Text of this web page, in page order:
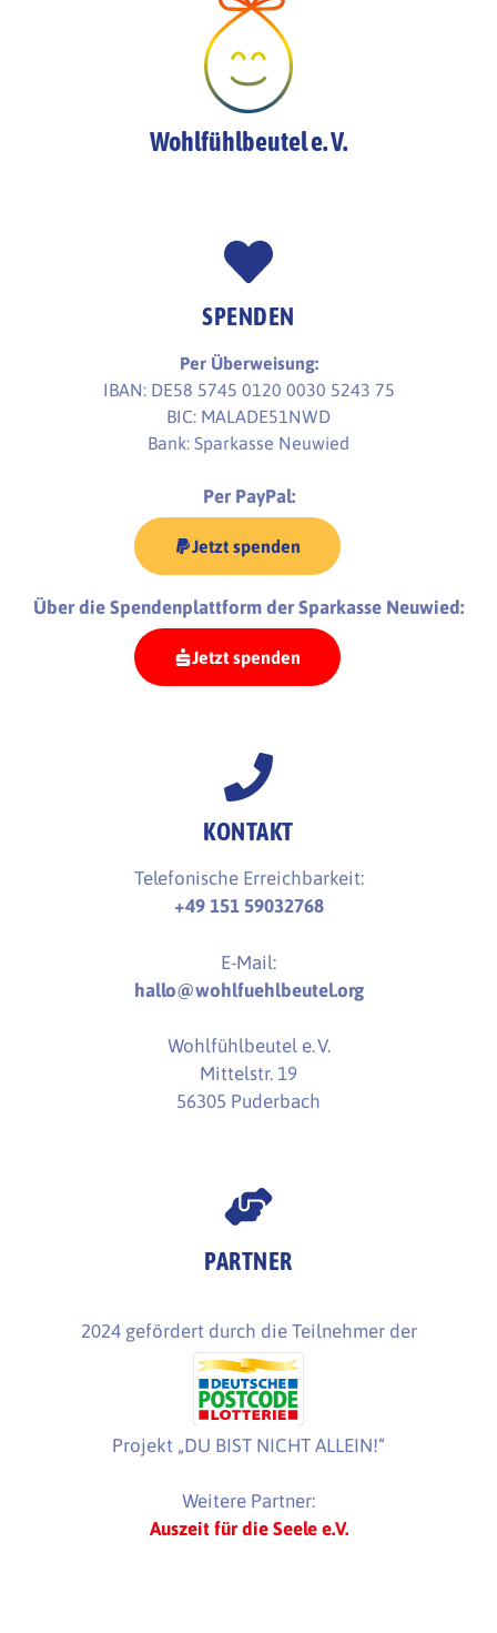
Wohlfühlbeutel e. V.
SPENDEN
Per Überweisung:
IBAN: DE58 5745 0120 0030 5243 75
BIC: MALADE51NWD
Bank: Sparkasse Neuwied
Per PayPal:
Jetzt spenden
Über die Spendenplattform der Sparkasse Neuwied:
Jetzt spenden
KONTAKT
Telefonische Erreichbarkeit:
+49 151 59032768
E-Mail:
hallo@wohlfuehlbeutel.org
Wohlfühlbeutel e. V.
Mittelstr. 19
56305 Puderbach
PARTNER
2024 gefördert durch die Teilnehmer der
Projekt „DU BIST NICHT ALLEIN!“
Weitere Partner:
Auszeit für die Seele e.V.